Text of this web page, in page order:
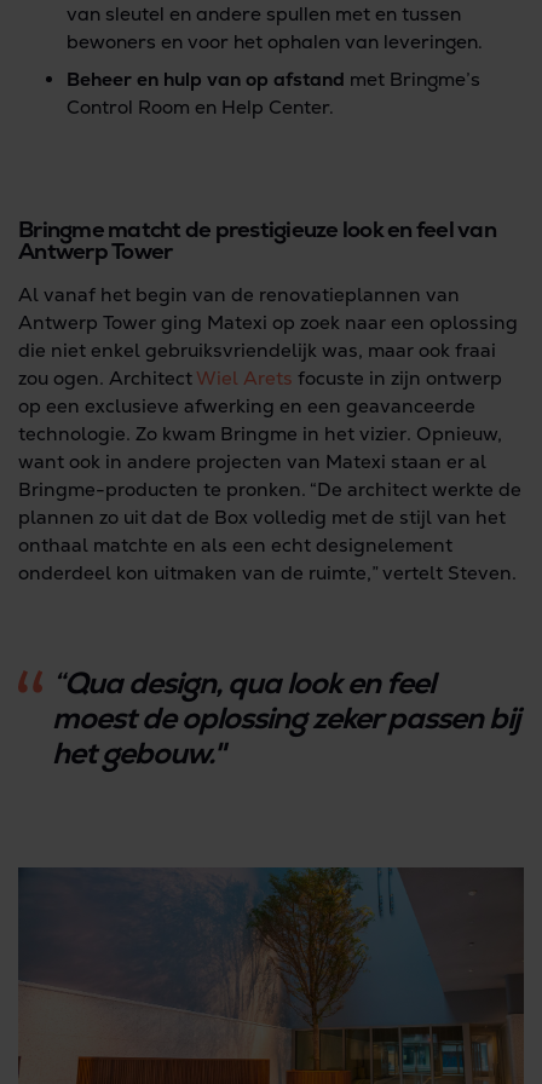
van sleutel en andere spullen met en tussen
bewoners en voor het ophalen van leveringen.
Beheer en hulp van op afstand met Bringme’s
Control Room en Help Center.
Bringme matcht de prestigieuze look en feel van
Antwerp Tower
Al vanaf het begin van de renovatieplannen van
Antwerp Tower ging Matexi op zoek naar een oplossing
die niet enkel gebruiksvriendelijk was, maar ook fraai
zou ogen. Architect Wiel Arets focuste in zijn ontwerp
op een exclusieve afwerking en een geavanceerde
technologie. Zo kwam Bringme in het vizier. Opnieuw,
want ook in andere projecten van Matexi staan er al
Bringme-producten te pronken. “De architect werkte de
plannen zo uit dat de Box volledig met de stijl van het
onthaal matchte en als een echt designelement
onderdeel kon uitmaken van de ruimte,” vertelt Steven.
“Qua design, qua look en feel
moest de oplossing zeker passen bij
het gebouw."